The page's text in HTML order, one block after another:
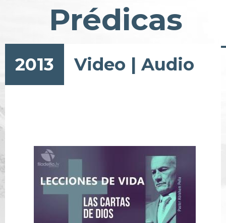
Prédicas
2013 Video | Audio
Paginación